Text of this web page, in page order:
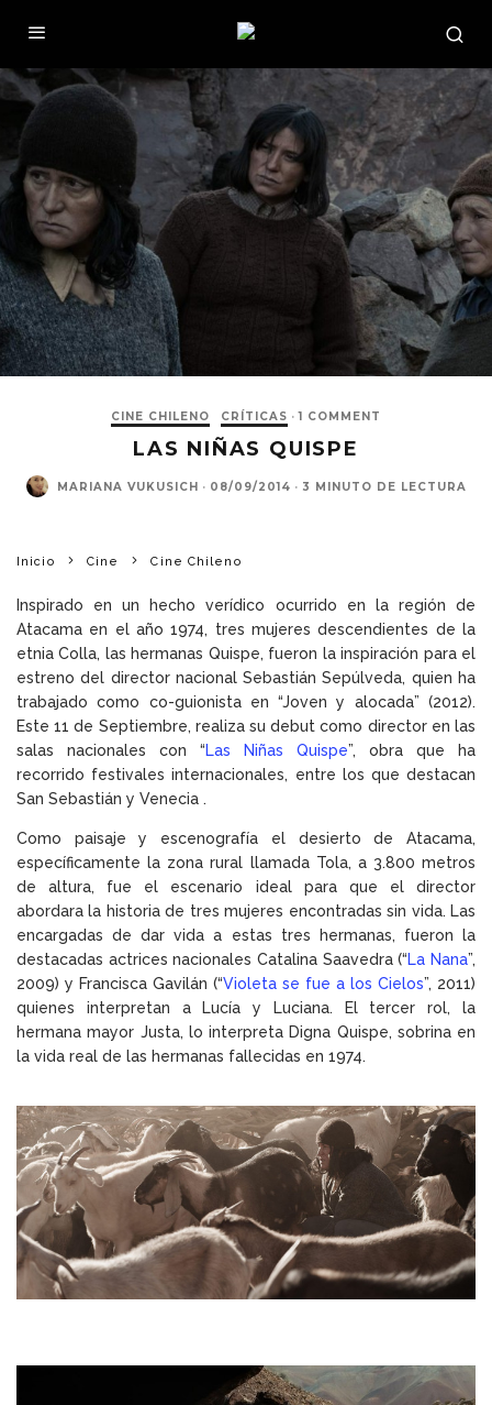
CINE CHILENO CRÍTICAS · 1 COMMENT
LAS NIÑAS QUISPE
MARIANA VUKUSICH · 08/09/2014 · 3 MINUTO DE LECTURA
Inicio Cine Cine Chileno
Inspirado en un hecho verídico ocurrido en la región de
Atacama en el año 1974, tres mujeres descendientes de la
etnia Colla, las hermanas Quispe, fueron la inspiración para el
estreno del director nacional Sebastián Sepúlveda, quien ha
trabajado como co-guionista en “Joven y alocada” (2012).
Este 11 de Septiembre, realiza su debut como director en las
salas nacionales con “Las Niñas Quispe”, obra que ha
recorrido festivales internacionales, entre los que destacan
San Sebastián y Venecia .
Como paisaje y escenografía el desierto de Atacama,
específicamente la zona rural llamada Tola, a 3.800 metros
de altura, fue el escenario ideal para que el director
abordara la historia de tres mujeres encontradas sin vida. Las
encargadas de dar vida a estas tres hermanas, fueron la
destacadas actrices nacionales Catalina Saavedra (“La Nana”,
2009) y Francisca Gavilán (“Violeta se fue a los Cielos”, 2011)
quienes interpretan a Lucía y Luciana. El tercer rol, la
hermana mayor Justa, lo interpreta Digna Quispe, sobrina en
la vida real de las hermanas fallecidas en 1974.